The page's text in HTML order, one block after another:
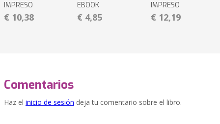
IMPRESO
€ 10,38
EBOOK
€ 4,85
IMPRESO
€ 12,19
Comentarios
Haz el inicio de sesión deja tu comentario sobre el libro.